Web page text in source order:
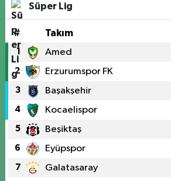
Süper Lig
# Takım
1 Amed
2 Erzurumspor FK
3 Başakşehir
4 Kocaelispor
5 Beşiktaş
6 Eyüpspor
7 Galatasaray